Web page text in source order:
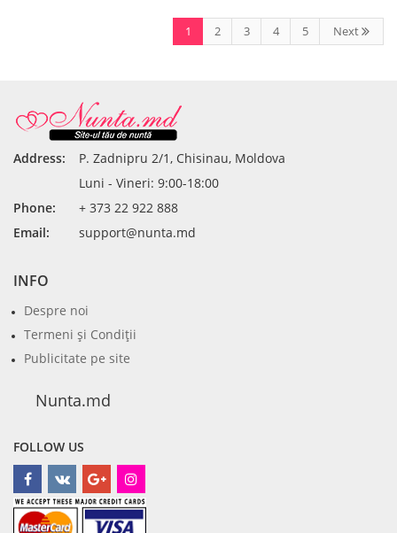
1 2 3 4 5 Next
Address:
P. Zadnipru 2/1, Chisinau, Moldova
Luni - Vineri: 9:00-18:00
Phone:
+ 373 22 922 888
Email:
support@nunta.md
INFO
Despre noi
Termeni şi Condiţii
Publicitate pe site
Nunta.md
FOLLOW US